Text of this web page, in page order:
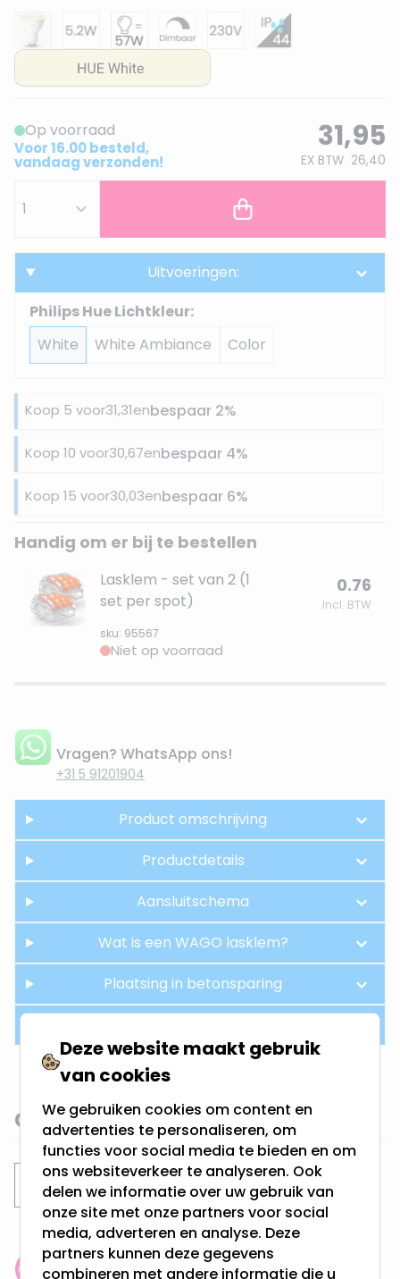
Op voorraad
Voor 16.00 besteld,
vandaag verzonden!
31,95
EX BTW 26,40
Uitvoeringen:
Philips Hue Lichtkleur:
White
White Ambiance Color
Koop 5 voor31,31enbespaar 2%
Koop 10 voor30,67enbespaar 4%
Koop 15 voor30,03enbespaar 6%
Handig om er bij te bestellen
Lasklem - set van 2 (1
set per spot)
sku: 95567
0.76
Incl. BTW
Niet op voorraad
Vragen? WhatsApp ons!
+31 5 91201904
Product omschrijving
Productdetails
Aansluitschema
Wat is een WAGO lasklem?
Plaatsing in betonsparing
Gerelateerde categorieën
Inbouwspots Philips Hue inbouwspots
Deze website maakt gebruik
van cookies
We gebruiken cookies om content en
advertenties te personaliseren, om
functies voor social media te bieden en om
ons websiteverkeer te analyseren. Ook
delen we informatie over uw gebruik van
onze site met onze partners voor social
media, adverteren en analyse. Deze
partners kunnen deze gegevens
combineren met andere informatie die u